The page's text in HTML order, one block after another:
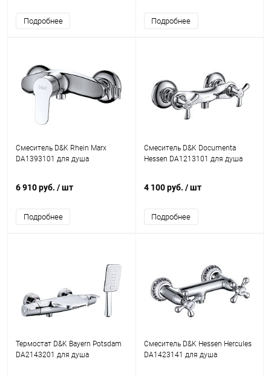
Подробнее Подробнее
Смеситель D&K Rhein Marx
DA1393101 для душа
6 910 руб. / шт
Подробнее
Смеситель D&K Documenta
Hessen DA1213101 для душа
4 100 руб. / шт
Подробнее
Термостат D&K Bayern Potsdam
DA2143201 для душа
Смеситель D&K Hessen Hercules
DA1423141 для душа